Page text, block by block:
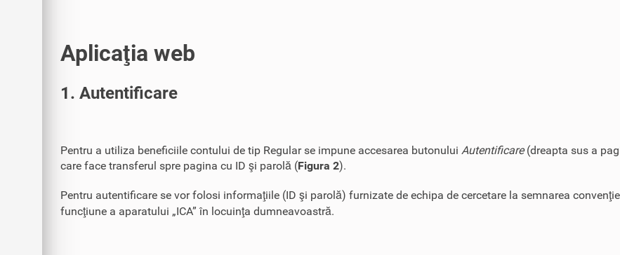
Aplicaţia web
1. Autentificare
Pentru a utiliza beneficiile contului de tip Regular se impune accesarea butonului Autentificare(dreapta sus a
care face transferul spre pagina cu ID şi parolă (Figura 2).
Pentru autentificare se vor folosi informaţiile (ID şi parolă) furnizate de echipa de cercetare la semnarea
funcţiune a aparatului „ICA” în locuinţa dumneavoastră.